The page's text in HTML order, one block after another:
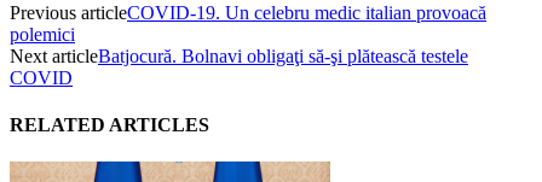
Previous articleCOVID-19. Un celebru medic italian provoacă
polemici
Next articleBatjocură. Bolnavi obligaţi să-şi plătească testele
COVID
RELATED ARTICLES